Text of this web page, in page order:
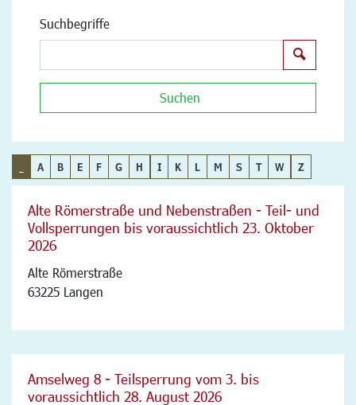
Suchbegriffe
Suchen
A B E F G H I K L M S T W Z
Alte Römerstraße und Nebenstraßen - Teil- und
Vollsperrungen bis voraussichtlich 23. Oktober
2026
Alte Römerstraße
63225 Langen
Amselweg 8 - Teilsperrung vom 3. bis
voraussichtlich 28. August 2026